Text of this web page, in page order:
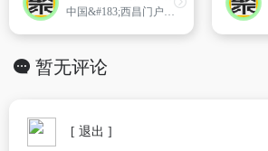
中国&#183;西昌门户网站
暂无评论
[ 退出 ]